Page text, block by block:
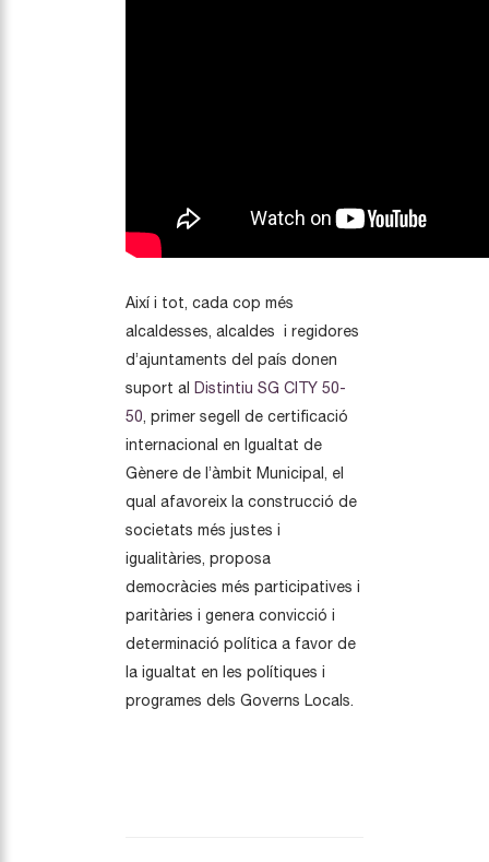
Així i tot, cada cop més
alcaldesses, alcaldes i regidores
d’ajuntaments del país donen
suport al Distintiu SG CITY 50-
50, primer segell de certificació
internacional en Igualtat de
Gènere de l’àmbit Municipal, el
qual afavoreix la construcció de
societats més justes i
igualitàries, proposa
democràcies més participatives i
paritàries i genera convicció i
determinació política a favor de
la igualtat en les polítiques i
programes dels Governs Locals.